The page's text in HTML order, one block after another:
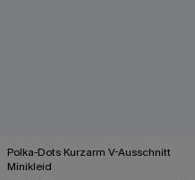
Polka-Dots Kurzarm V-Ausschnitt
Minikleid